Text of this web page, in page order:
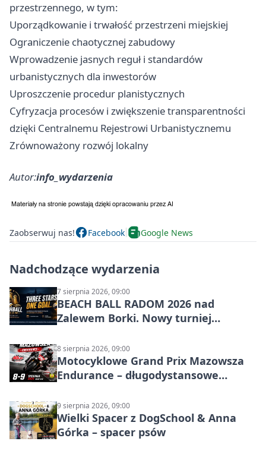
przestrzennego, w tym:
Uporządkowanie i trwałość przestrzeni miejskiej
Ograniczenie chaotycznej zabudowy
Wprowadzenie jasnych reguł i standardów
urbanistycznych dla inwestorów
Uproszczenie procedur planistycznych
Cyfryzacja procesów i zwiększenie transparentności
dzięki Centralnemu Rejestrowi Urbanistycznemu
Zrównoważony rozwój lokalny
Autor:info_wydarzenia
Zaobserwuj nas! Facebook Google News
Nadchodzące wydarzenia
7 sierpnia 2026, 09:00
BEACH BALL RADOM 2026 nad
Zalewem Borki. Nowy turniej
8 sierpnia 2026, 09:00
Motocyklowe Grand Prix Mazowsza
Endurance – długodystansowe
9 sierpnia 2026, 09:00
Wielki Spacer z DogSchool & Anna
Górka – spacer psów